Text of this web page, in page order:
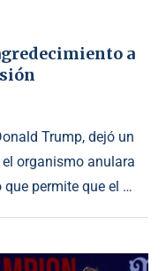
a
Trump, dejó un
el organismo anulara
que permite que el …